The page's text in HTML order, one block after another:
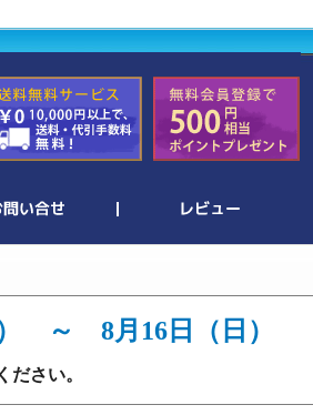
～ 8月16日（日）
ださい。